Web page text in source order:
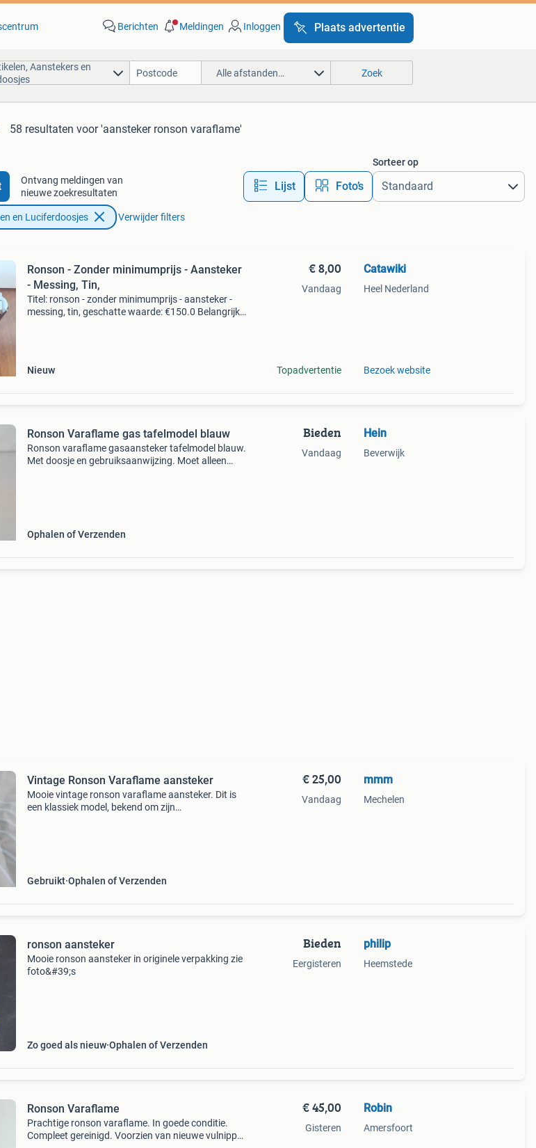
Berichten Meldingen Inloggen Plaats advertentie
Aanstekers en
Alle afstanden… Zoek
58 resultaten voor 'aansteker ronson varaflame'
Ontvang meldingen van
nieuwe zoekresultaten
Lijst Foto’s
Sorteer op
en Luciferdoosjes Verwijder filters
Ronson - Zonder minimumprijs - Aansteker
- Messing, Tin,
Titel: ronson - zonder minimumprijs - aansteker -
messing, tin, geschatte waarde: €150.0 Belangrijk:
Nieuw
€ 8,00
Vandaag
Topadvertentie
Catawiki
Heel Nederland
Bezoek website
Ronson Varaflame gas tafelmodel blauw
Ronson varaflame gasaansteker tafelmodel blauw.
Met doosje en gebruiksaanwijzing. Moet alleen
Ophalen of Verzenden
Bieden
Vandaag
Hein
Beverwijk
Vintage Ronson Varaflame aansteker
Mooie vintage ronson varaflame aansteker. Dit is
een klassiek model, bekend om zijn
Gebruikt Ophalen of Verzenden
€ 25,00
Vandaag
mmm
Mechelen
ronson aansteker
Mooie ronson aansteker in originele verpakking zie
foto&#39;s
Zo goed als nieuw Ophalen of Verzenden
Bieden
Eergisteren
philip
Heemstede
Ronson Varaflame
Prachtige ronson varaflame. In goede conditie.
Compleet gereinigd. Voorzien van nieuwe vulnippel.
€ 45,00
Gisteren
Robin
Amersfoort